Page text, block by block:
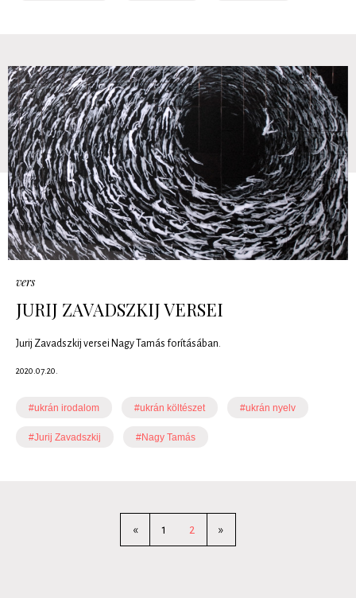
vers
JURIJ ZAVADSZKIJ VERSEI
Jurij Zavadszkij versei Nagy Tamás forításában.
2020.07.20.
#ukrán irodalom #ukrán költészet #ukrán nyelv
#Jurij Zavadszkij #Nagy Tamás
« 1 2 »